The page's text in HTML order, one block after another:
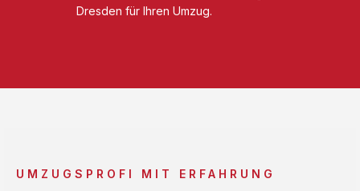
Dresden für Ihren Umzug.
UMZUGSPROFI MIT ERFAHRUNG